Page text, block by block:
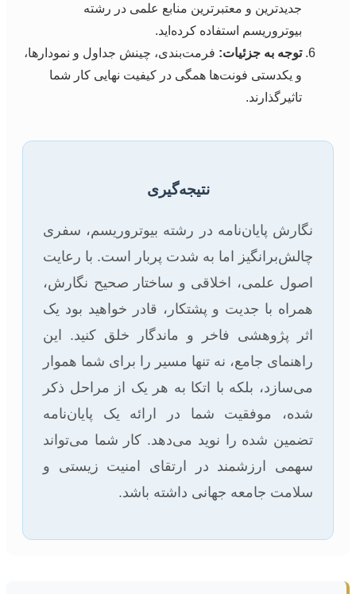
جدیدترین و معتبرترین منابع علمی در رشته
بیوتروریسم استفاده کرده‌اید.
توجه به جزئیات: فرمت‌بندی، چینش جداول و نمودارها،
و یکدستی فونت‌ها همگی در کیفیت نهایی کار شما
تاثیرگذارند.
نتیجه‌گیری
نگارش پایان‌نامه در رشته بیوتروریسم، سفری
چالش‌برانگیز اما به شدت پربار است. با رعایت
اصول علمی، اخلاقی و ساختار صحیح نگارش،
همراه با جدیت و پشتکار، قادر خواهید بود یک
اثر پژوهشی فاخر و ماندگار خلق کنید. این
راهنمای جامع، نه تنها مسیر را برای شما هموار
می‌سازد، بلکه با اتکا به هر یک از مراحل ذکر
شده، موفقیت شما در ارائه یک پایان‌نامه
تضمین شده را نوید می‌دهد. کار شما می‌تواند
سهمی ارزشمند در ارتقای امنیت زیستی و
سلامت جامعه جهانی داشته باشد.